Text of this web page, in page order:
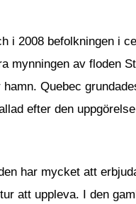
i 2008 befolkningen i
mynningen av floden
Quebec
efter den
har mycket att
att uppleva. I den